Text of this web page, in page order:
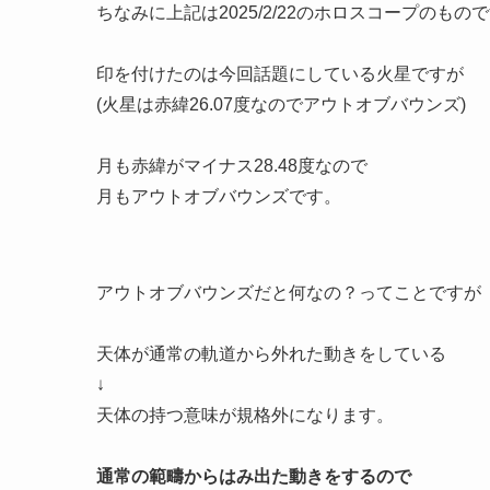
ちなみに上記は2025/2/22のホロスコープのもの
印を付けたのは今回話題にしている火星ですが
(火星は赤緯26.07度なのでアウトオブバウンズ)
月も赤緯がマイナス28.48度なので
月もアウトオブバウンズです。
アウトオブバウンズだと何なの？ってことですが
天体が通常の軌道から外れた動きをしている
↓
天体の持つ意味が規格外になります。
通常の範疇からはみ出た動きをするので